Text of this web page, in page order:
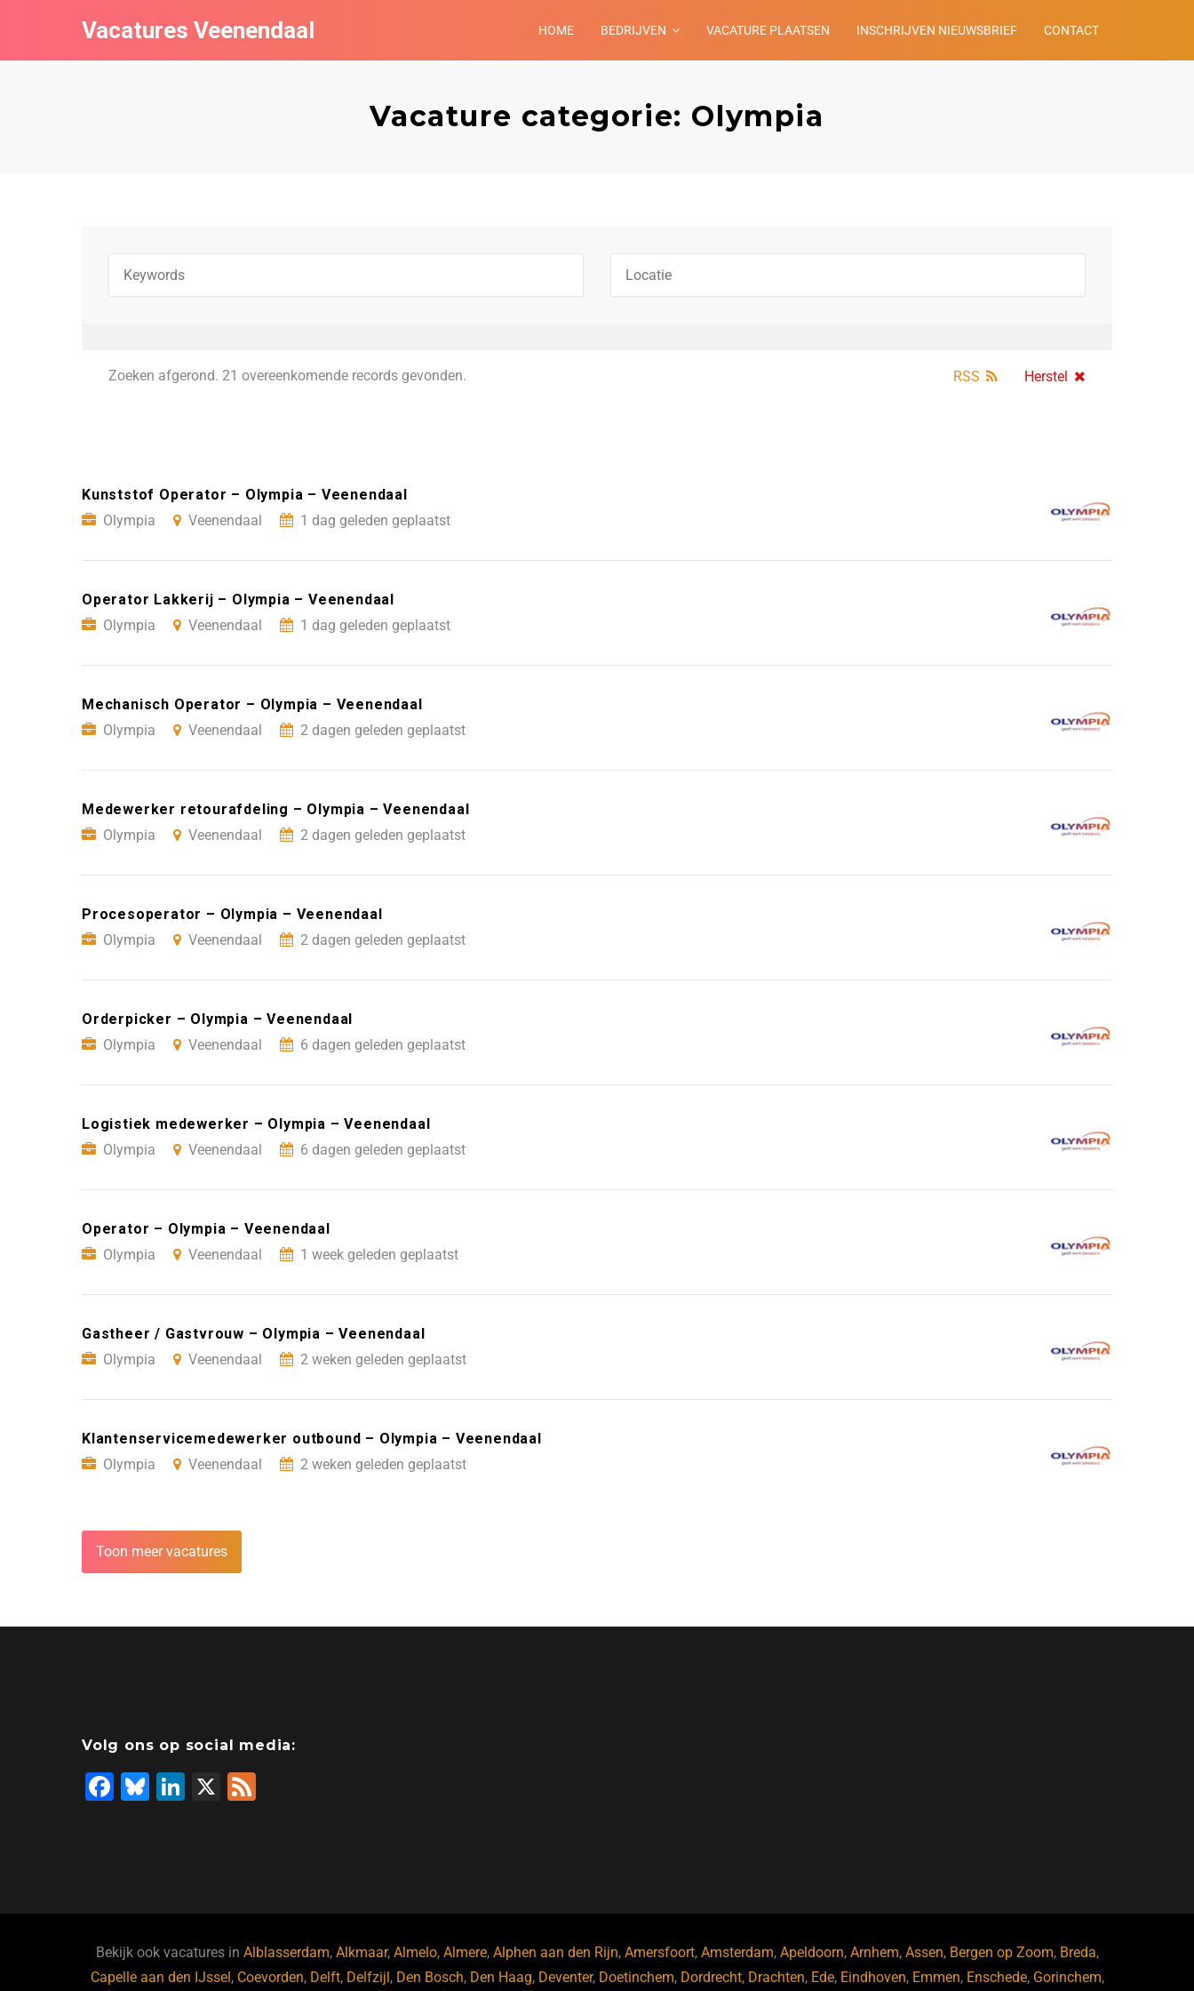
Vacatures Veenendaal HOME BEDRIJVEN VACATURE PLAATSEN INSCHRIJVEN NIEUWSBRIEF CONTACT
Vacature categorie: Olympia
Zoeken afgerond. 21 overeenkomende records gevonden. Herstel
RSS
Kunststof Operator – Olympia – Veenendaal
Olympia
Veenendaal 1 dag geleden geplaatst
Operator Lakkerij – Olympia – Veenendaal
Olympia
Veenendaal 1 dag geleden geplaatst
Mechanisch Operator – Olympia – Veenendaal
Olympia
Veenendaal 2 dagen geleden geplaatst
Medewerker retourafdeling – Olympia – Veenendaal
Olympia
Veenendaal 2 dagen geleden geplaatst
Procesoperator – Olympia – Veenendaal
Olympia
Veenendaal 2 dagen geleden geplaatst
Orderpicker – Olympia – Veenendaal
Olympia
Veenendaal 6 dagen geleden geplaatst
Logistiek medewerker – Olympia – Veenendaal
Olympia
Veenendaal 6 dagen geleden geplaatst
Operator – Olympia – Veenendaal
Olympia
Veenendaal 1 week geleden geplaatst
Gastheer / Gastvrouw – Olympia – Veenendaal
Olympia
Veenendaal 2 weken geleden geplaatst
Klantenservicemedewerker outbound – Olympia – Veenendaal
Olympia
Veenendaal 2 weken geleden geplaatst
Toon meer vacatures
Volg ons op social media:
F
o
Bl
Li
X
Bekijk ook vacatures in Alblasserdam, Alkmaar, Almelo, Almere, Alphen aan den Rijn, Amersfoort, Amsterdam, Apeldoorn, Arnhem, Assen, Bergen op Zoom, Breda,
Capelle aan den IJssel , Coevorden, Delft, Delfzijl , Den Bosch, Den Haag, Deventer, Doetinchem, Dordrecht, Drachten, Ede, Eindhoven, Emmen, Enschede, Gorinchem,